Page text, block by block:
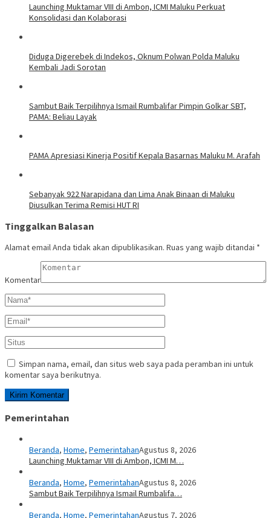
Launching Muktamar VIII di Ambon, ICMI Maluku Perkuat
Konsolidasi dan Kolaborasi
Diduga Digerebek di Indekos, Oknum Polwan Polda Maluku
Kembali Jadi Sorotan
Sambut Baik Terpilihnya Ismail Rumbalifar Pimpin Golkar SBT,
PAMA: Beliau Layak
PAMA Apresiasi Kinerja Positif Kepala Basarnas Maluku M. Arafah
Sebanyak 922 Narapidana dan Lima Anak Binaan di Maluku
Diusulkan Terima Remisi HUT RI
Tinggalkan Balasan
Alamat email Anda tidak akan dipublikasikan. Ruas yang wajib ditandai *
Komentar
Simpan nama, email, dan situs web saya pada peramban ini untuk
komentar saya berikutnya.
Pemerintahan
Beranda, Home, PemerintahanAgustus 8, 2026
Launching Muktamar VIII di Ambon, ICMI M…
Beranda, Home, PemerintahanAgustus 8, 2026
Sambut Baik Terpilihnya Ismail Rumbalifa…
Beranda, Home, PemerintahanAgustus 7, 2026